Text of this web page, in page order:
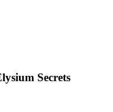
Secrets